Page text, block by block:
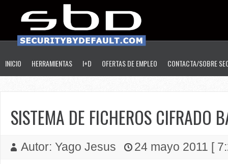
INICIO HERRAMIENTAS I+D OFERTAS DE EMPLEO CONTACTA/SOBRE
SISTEMA DE FICHEROS CIFRADO
Autor: Yago Jesus
24 mayo 2011 [